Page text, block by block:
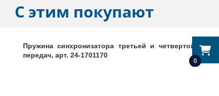
0
С этим покупают
Пружина синхронизатора третьей и четвертой
передач, арт. 24-1701170